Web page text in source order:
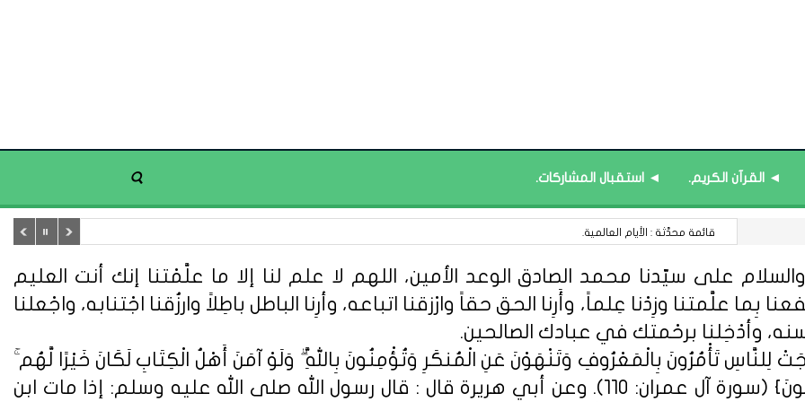
◄ القرآن الكريم. ◄ استقبال المشاركات.
في المواد المعرفية : الخسارة التي لا تُعوَّض.
على سيّدنا محمد الصادق الوعد الأمين، اللهم لا علم لنا إلا ما علَّمْتنا إنك أنت العليم
بِما علَّمتنا وزِدْنا عِلماً، وأَرِنا الحق حقاً وارْزقنا اتباعه، وأرِنا الباطل باطِلاً وارزُقنا اجْتنابه، واجْعلنا
وأدْخِلنا برحْمتك في عبادك الصالحين.
لِلنَّاسِ تَأْمُرُونَ بِالْمَعْرُوفِ وَتَنْهَوْنَ عَنِ الْمُنكَرِ وَتُؤْمِنُونَ بِاللَّهِ ۗ وَلَوْ آمَنَ أَهْلُ الْكِتَابِ لَكَانَ خَيْرًا لَّهُم
مِّنْهُمُ الْمُؤْمِنُونَ وَأَكْثَرُهُمُ الْفَاسِقُونَ} (سورة آل عمران: 110). وعن أبي هريرة قال : قال رسول الله صلى الله عليه وسلم: إذا مات ابن